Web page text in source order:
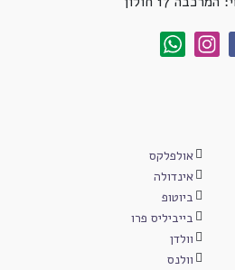
אולפלקס
אינדולה
ביוטופ
בייביליס פרו
וולדן
וולנס